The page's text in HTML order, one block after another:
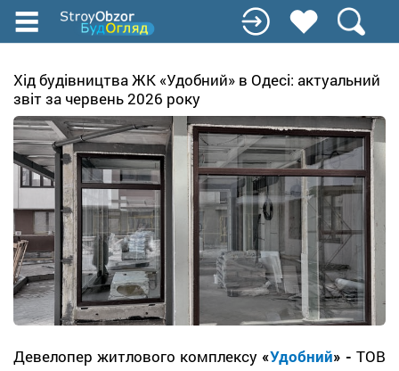
Перейти
до
вмісту
Хід будівництва ЖК «Удобний» в Одесі: актуальний
звіт за червень 2026 року
Девелопер житлового комплексу «Удобний» - ТОВ